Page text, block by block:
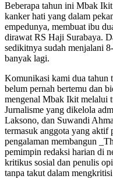
Beberapa tahun ini Mbak
kanker hati yang dalam
empedunya, membuat ibu
dirawat RS Haji Surabaya.
sedikitnya sudah menjalani
banyak lagi.
Komunikasi kami dua tahun
belum pernah bertemu dan
mengenal Mbak Ikit melalui
Jurnalisme yang dikelola
Laksono, dan Suwandi
termasuk anggota yang
pengalaman membangun
pemimpin redaksi harian di
kritikus sosial dan penulis
tanpa takut dalam